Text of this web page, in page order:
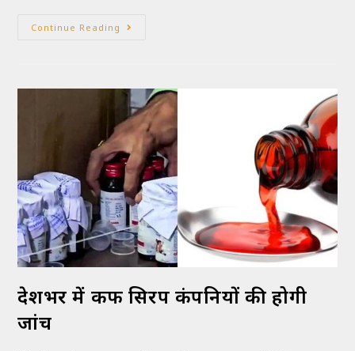
Continue Reading
देशभर में कफ सिरप कंपनियों की होगी
जांच